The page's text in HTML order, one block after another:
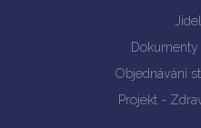
Objednávání
Projekt -